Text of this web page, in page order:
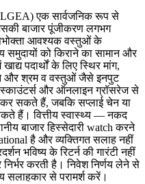
एक सार्वजनिक रूप से
बाजार पूंजीकरण लगभग
आवश्यक वस्तुओं के
समुदायों को किराने का सामान और
पदार्थों के लिए स्थिर मांग,
और श्रम व वस्तुओं जैसे इनपुट
और ऑनलाइन ग्रॉसरेज से
कर सकते हैं, जबकि सप्लाई चेन या
हैं। वित्तीय स्वास्थ्य — नकद
बाजार हिस्सेदारी watch करने
है और व्यक्तिगत सलाह नहीं
भविष्य के रिटर्न की गारंटी नहीं
करती है। निवेश निर्णय लेने से
सलाहकार से परामर्श करें।